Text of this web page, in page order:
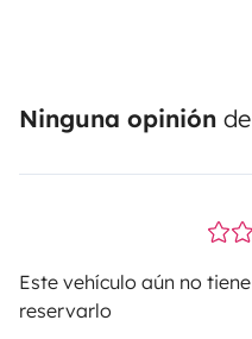
Ninguna opinión
Este vehículo aún no
reservarlo